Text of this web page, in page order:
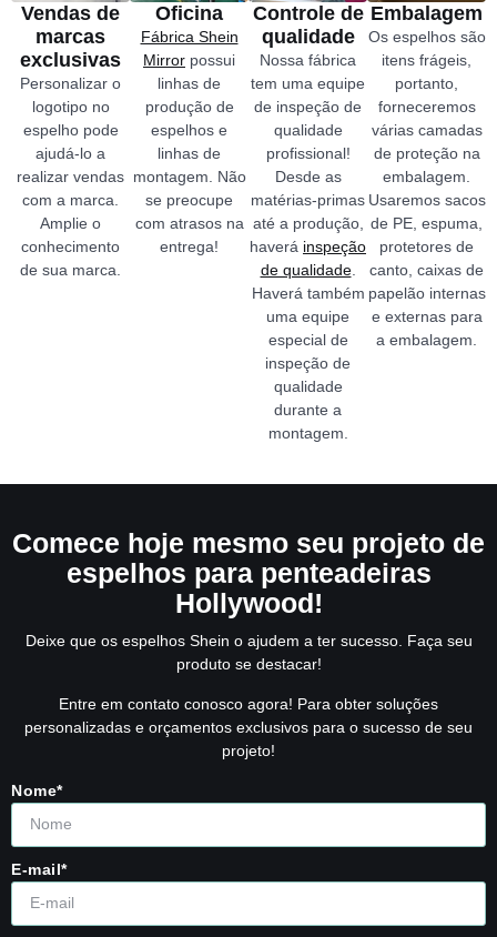
Vendas de
marcas
exclusivas
Personalizar o
logotipo no
espelho pode
ajudá-lo a
realizar vendas
com a marca.
Amplie o
conhecimento
de sua marca.
Oficina
Fábrica Shein
Mirror possui
linhas de
produção de
espelhos e
linhas de
montagem. Não
se preocupe
com atrasos na
entrega!
Controle de
qualidade
Nossa fábrica
tem uma equipe
de inspeção de
qualidade
profissional!
Desde as
matérias-primas
até a produção,
haverá inspeção
de qualidade.
Haverá também
uma equipe
especial de
inspeção de
qualidade
durante a
montagem.
Embalagem
Os espelhos são
itens frágeis,
portanto,
forneceremos
várias camadas
de proteção na
embalagem.
Usaremos sacos
de PE, espuma,
protetores de
canto, caixas de
papelão internas
e externas para
a embalagem.
Comece hoje mesmo seu projeto de
espelhos para penteadeiras
Hollywood!
Deixe que os espelhos Shein o ajudem a ter sucesso. Faça seu
produto se destacar!
Entre em contato conosco agora! Para obter soluções
personalizadas e orçamentos exclusivos para o sucesso de seu
projeto!
Nome*
E-mail*